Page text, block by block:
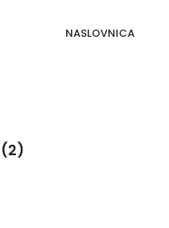
NASLOVNICA
(2)